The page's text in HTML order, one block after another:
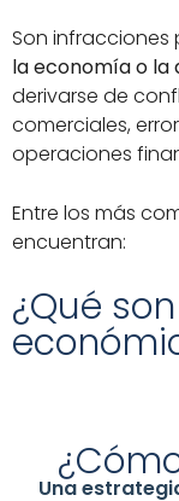
¿Qué
Son
la economía o la
derivarse de
comerciales,
operaciones
Entre los más
encuentran:
Una